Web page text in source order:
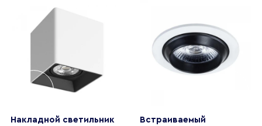
Накладной светильник
Встраиваемый